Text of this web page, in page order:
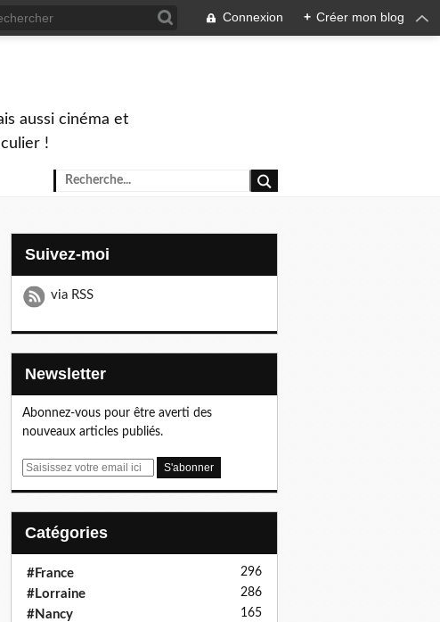
Connexion + Créer mon blog
aussi cinéma et
!
Suivez-moi
via RSS
Newsletter
Abonnez-vous pour être averti des
nouveaux articles publiés.
E
Catégories
#France 296
#Lorraine 286
#Nancy 165